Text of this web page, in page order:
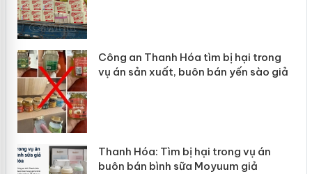
Công an Thanh Hóa tìm bị hại trong
vụ án sản xuất, buôn bán yến sào giả
Thanh Hóa: Tìm bị hại trong vụ án
buôn bán bình sữa Moyuum giả